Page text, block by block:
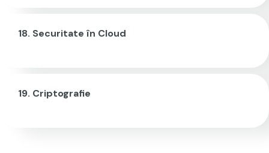
Securitate în Cloud
Criptografie